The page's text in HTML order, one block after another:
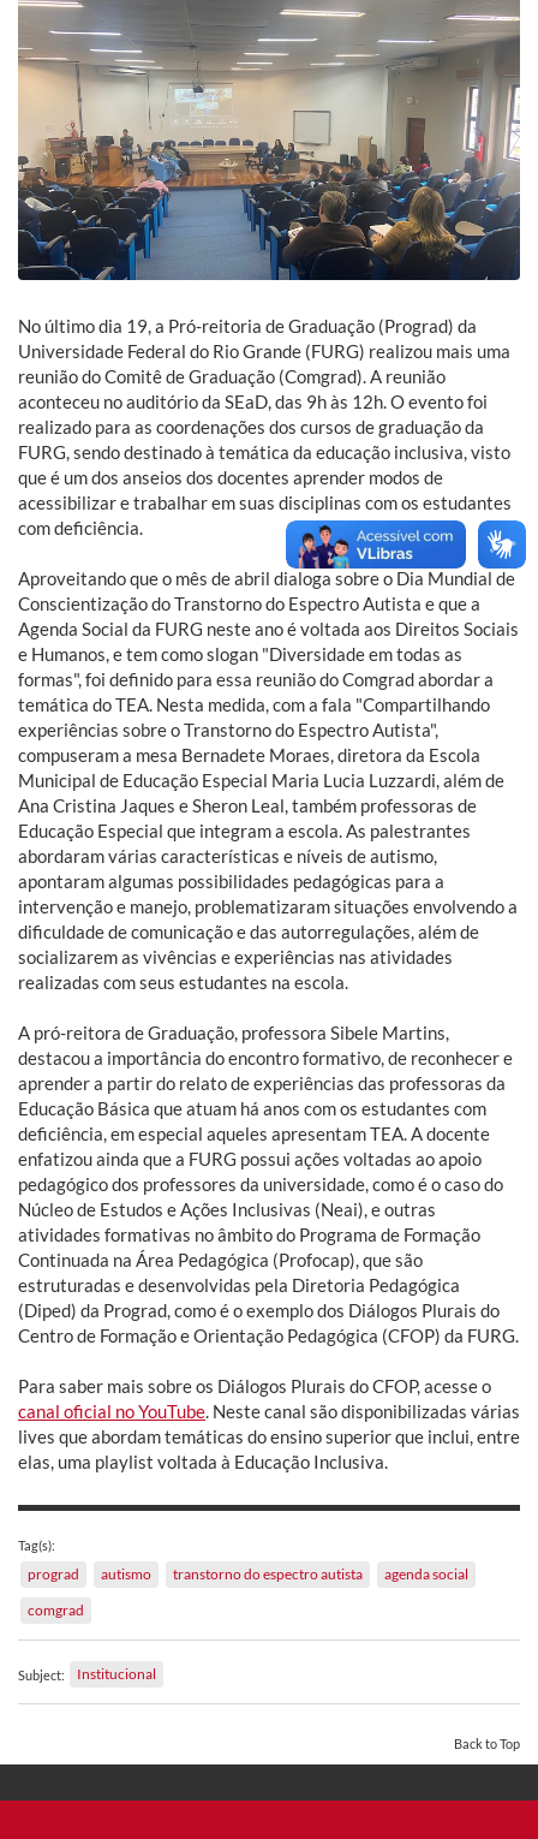
No último dia 19, a Pró-reitoria de Graduação (Prograd) da
Universidade Federal do Rio Grande (FURG) realizou mais uma
reunião do Comitê de Graduação (Comgrad). A reunião
aconteceu no auditório da SEaD, das 9h às 12h. O evento foi
realizado para as coordenações dos cursos de graduação da
FURG, sendo destinado à temática da educação inclusiva, visto
que é um dos anseios dos docentes aprender modos de
acessibilizar e trabalhar em suas disciplinas com os estudantes
com deficiência.
Aproveitando que o mês de abril dialoga sobre o Dia Mundial de
Conscientização do Transtorno do Espectro Autista e que a
Agenda Social da FURG neste ano é voltada aos Direitos Sociais
e Humanos, e tem como slogan "Diversidade em todas as
formas", foi definido para essa reunião do Comgrad abordar a
temática do TEA. Nesta medida, com a fala "Compartilhando
experiências sobre o Transtorno do Espectro Autista",
compuseram a mesa Bernadete Moraes, diretora da Escola
Municipal de Educação Especial Maria Lucia Luzzardi, além de
Ana Cristina Jaques e Sheron Leal, também professoras de
Educação Especial que integram a escola. As palestrantes
abordaram várias características e níveis de autismo,
apontaram algumas possibilidades pedagógicas para a
intervenção e manejo, problematizaram situações envolvendo a
dificuldade de comunicação e das autorregulações, além de
socializarem as vivências e experiências nas atividades
realizadas com seus estudantes na escola.
A pró-reitora de Graduação, professora Sibele Martins,
destacou a importância do encontro formativo, de reconhecer e
aprender a partir do relato de experiências das professoras da
Educação Básica que atuam há anos com os estudantes com
deficiência, em especial aqueles apresentam TEA. A docente
enfatizou ainda que a FURG possui ações voltadas ao apoio
pedagógico dos professores da universidade, como é o caso do
Núcleo de Estudos e Ações Inclusivas (Neai), e outras
atividades formativas no âmbito do Programa de Formação
Continuada na Área Pedagógica (Profocap), que são
estruturadas e desenvolvidas pela Diretoria Pedagógica
(Diped) da Prograd, como é o exemplo dos Diálogos Plurais do
Centro de Formação e Orientação Pedagógica (CFOP) da FURG.
Para saber mais sobre os Diálogos Plurais do CFOP, acesse o
canal oficial no YouTube. Neste canal são disponibilizadas várias
lives que abordam temáticas do ensino superior que inclui, entre
elas, uma playlist voltada à Educação Inclusiva.
Tag(s):
prograd autismo transtorno do espectro autista
agenda social
comgrad
Subject: Institucional
Back to Top